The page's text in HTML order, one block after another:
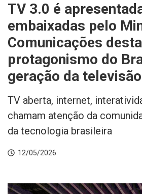
INTEGRIDADE
TV 3.0 é
embaixadas pelo
Comunicações
protagonismo do
geração da televisão
TV aberta, internet,
chamam atenção da
da tecnologia brasileira
12/05/2026